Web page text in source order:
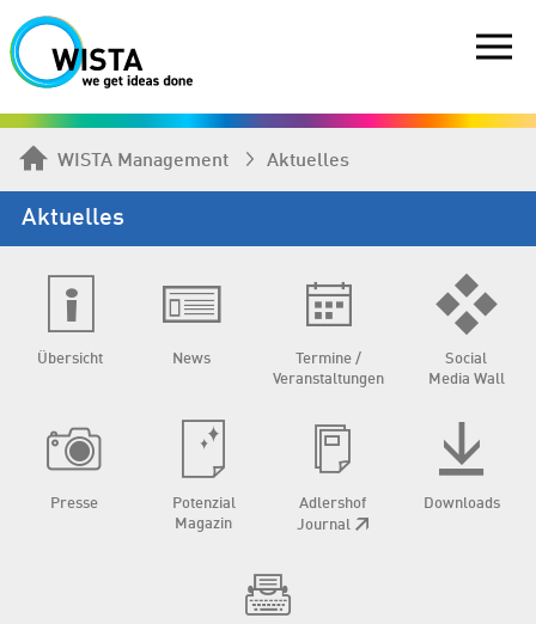
WISTA Management Aktuelles
Aktuelles
Übersicht News
Termine /
Veranstaltungen
Social
Media Wall
Presse
Potenzial
Magazin
Adlershof
Journal
Downloads